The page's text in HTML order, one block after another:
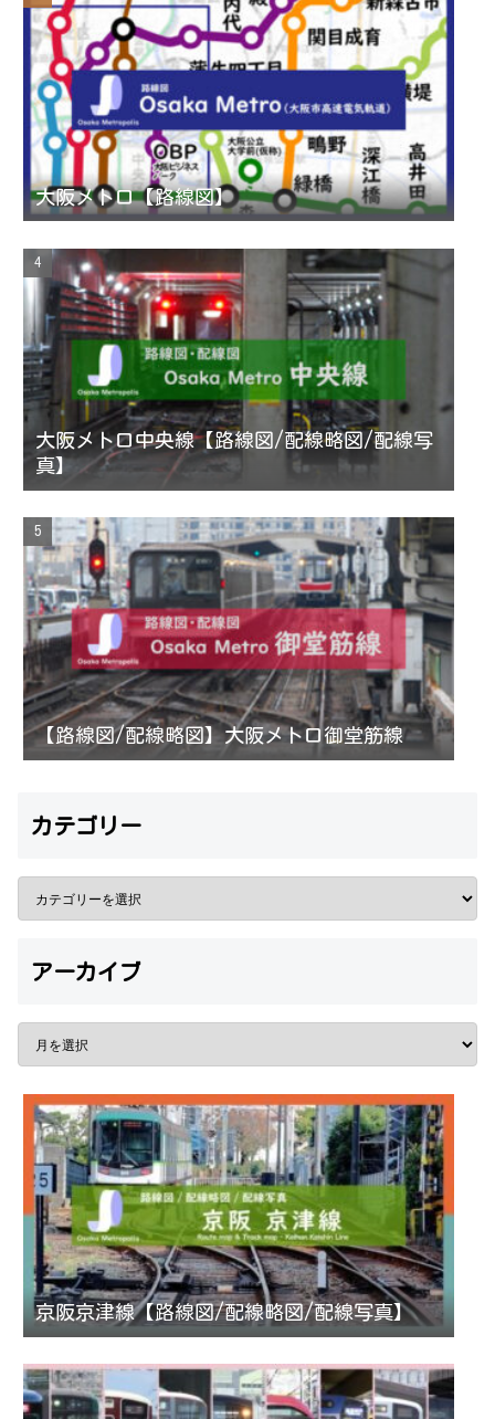
e
大阪メトロ【路線図】
大阪メトロ中央線【路線図/配線略図/配線写
真】
【路線図/配線略図】大阪メトロ御堂筋線
カテゴリー
アーカイブ
京阪京津線【路線図/配線略図/配線写真】